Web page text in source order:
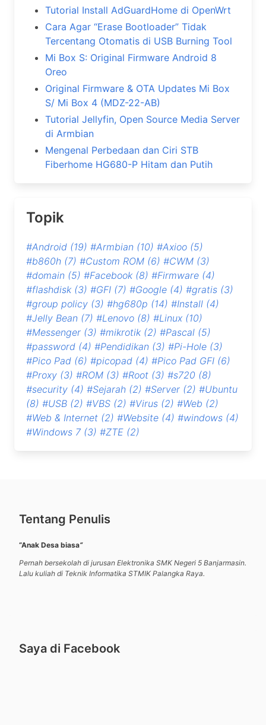
Tutorial Install AdGuardHome di OpenWrt
Cara Agar “Erase Bootloader” Tidak
Tercentang Otomatis di USB Burning Tool
Mi Box S: Original Firmware Android 8
Oreo
Original Firmware & OTA Updates Mi Box
S/ Mi Box 4 (MDZ-22-AB)
Tutorial Jellyfin, Open Source Media Server
di Armbian
Mengenal Perbedaan dan Ciri STB
Fiberhome HG680-P Hitam dan Putih
Topik
#Android (19) #Armbian (10) #Axioo (5)
#b860h (7) #Custom ROM (6) #CWM (3)
#domain (5) #Facebook(8) #Firmware (4)
#flashdisk(3) #GFI (7) #Google (4) #gratis (3)
#group policy (3) #hg680p (14) #Install (4)
#Jelly Bean (7) #Lenovo (8) #Linux (10)
#Messenger (3) #mikrotik(2) #Pascal (5)
#password (4) #Pendidikan (3) #Pi-Hole (3)
#Pico Pad (6) #picopad (4) #Pico Pad GFI (6)
#Proxy (3) #ROM (3) #Root (3) #s720 (8)
#security (4) #Sejarah (2) #Server (2) #Ubuntu
(8) #USB (2) #VBS (2) #Virus (2) #Web (2)
#Web & Internet (2) #Website (4) #windows (4)
#Windows 7 (3) #ZTE (2)
Tentang Penulis
“Anak Desa biasa“
Pernah bersekolah di jurusan Elektronika SMK Negeri 5 Banjarmasin.
Lalu kuliah di Teknik Informatika STMIK Palangka Raya.
Saya di Facebook